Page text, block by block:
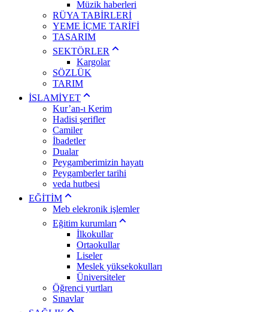
Müzik haberleri
RÜYA TABİRLERİ
YEME İÇME TARİFİ
TASARIM
SEKTÖRLER
Kargolar
SÖZLÜK
TARIM
İSLAMİYET
Kur’an-ı Kerim
Hadisi şerifler
Camiler
İbadetler
Dualar
Peygamberimizin hayatı
Peygamberler tarihi
veda hutbesi
EĞİTİM
Meb elekronik işlemler
Eğitim kurumları
İlkokullar
Ortaokullar
Liseler
Meslek yüksekokulları
Üniversiteler
Öğrenci yurtları
Sınavlar